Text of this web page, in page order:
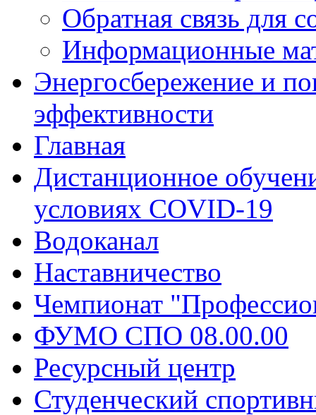
Обратная связь для
Информационные
Энергосбережение и
эффективности
Главная
Дистанционное
условиях COVID-19
Водоканал
Наставничество
Чемпионат
ФУМО СПО 08.00.00
Ресурсный центр
Студенческий